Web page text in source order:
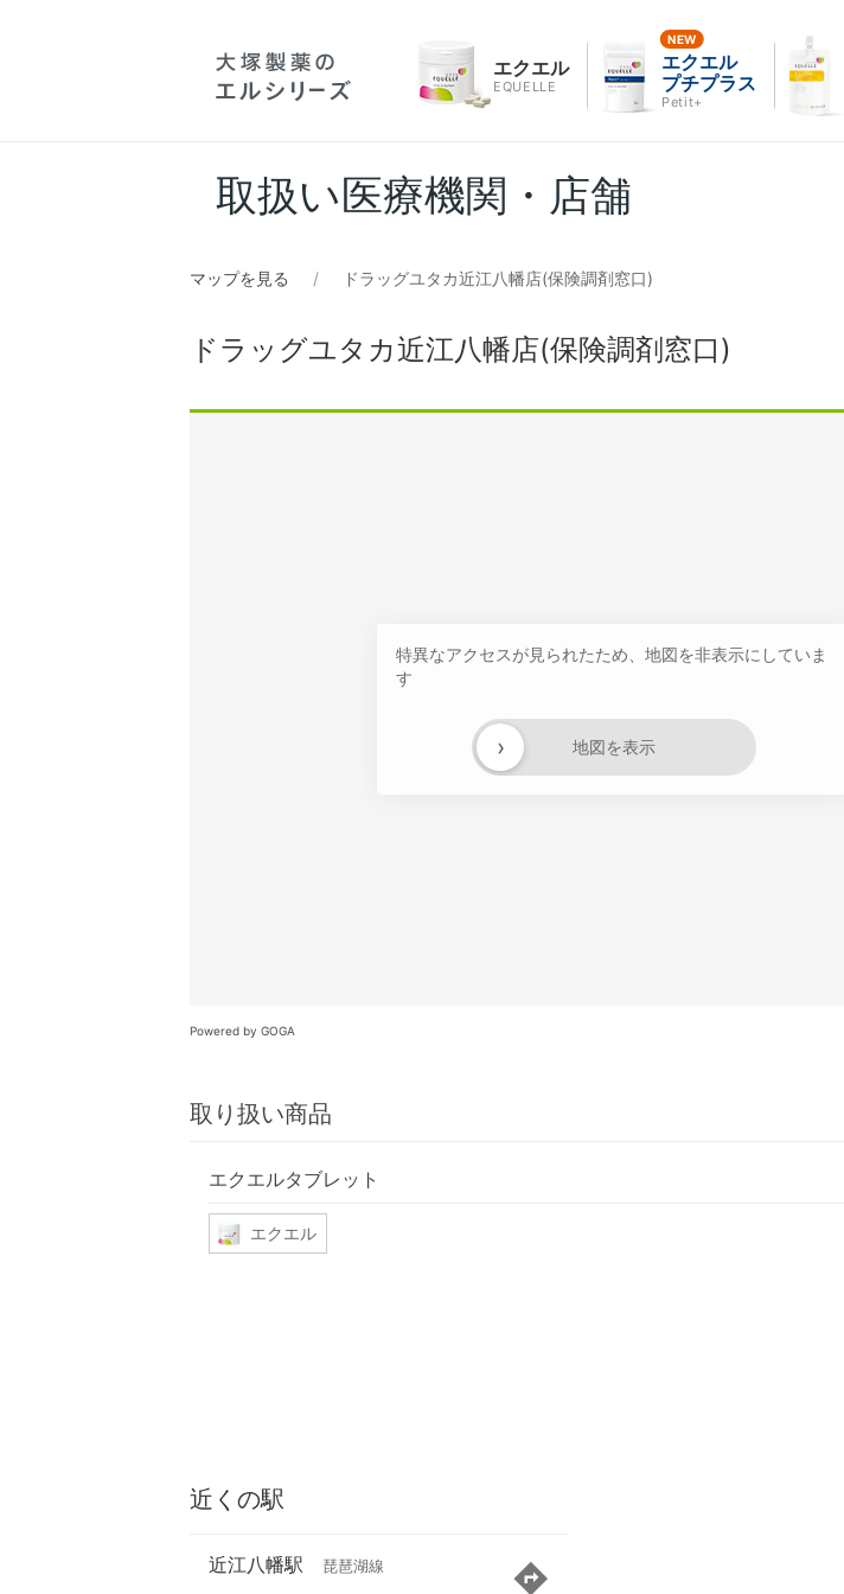
エクエル
EQUELLE
エクエル
プチプラス
Petit+
取扱い医療機関・店舗
マップを見る ドラッグユタカ近江八幡店(保険調剤窓口)
ドラッグユタカ近江八幡店(保険調剤窓口)
特異なアクセスが見られたため、地図を非表示にしていま
す
地図を表示
›
Powered by GOGA
取り扱い商品
エクエルタブレット
エクエル
近くの駅
近江八幡駅 琵琶湖線